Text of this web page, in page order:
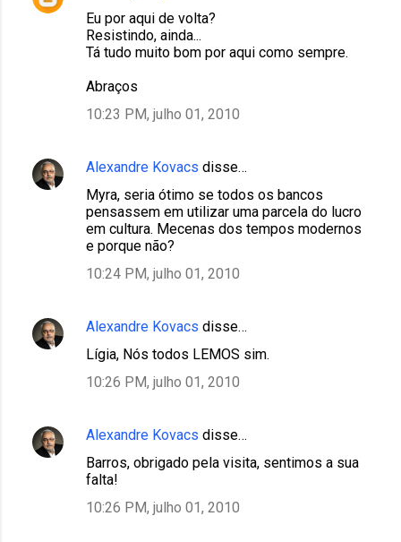
Eu por aqui de volta?
Resistindo, ainda...
Tá tudo muito bom por aqui como sempre.
Abraços
10:23 PM, julho 01, 2010
Alexandre Kovacs disse…
Myra, seria ótimo se todos os bancos
pensassem em utilizar uma parcela do lucro
em cultura. Mecenas dos tempos modernos
e porque não?
10:24 PM, julho 01, 2010
Alexandre Kovacs disse…
Lígia, Nós todos LEMOS sim.
10:26 PM, julho 01, 2010
Alexandre Kovacs disse…
Barros, obrigado pela visita, sentimos a sua
falta!
10:26 PM, julho 01, 2010